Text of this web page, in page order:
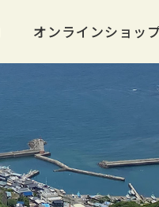
オンラインショッ